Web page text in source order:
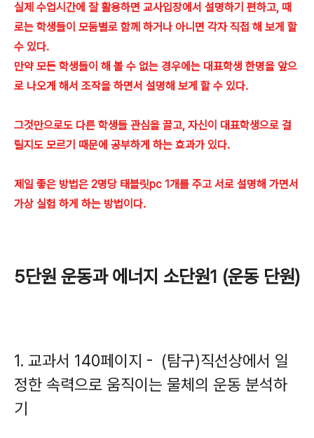
실제 수업시간에 잘 활용하면 교사입장에서 설명하기 편하고, 때
로는 학생들이 모둠별로 함께 하거나 아니면 각자 직접 해 보게 할
수 있다.
만약 모든 학생들이 해 볼 수 없는 경우에는 대표학생 한명을 앞으
로 나오게 해서 조작을 하면서 설명해 보게 할 수 있다.
그것만으로도 다른 학생들 관심을 끌고, 자신이 대표학생으로 걸
릴지도 모르기 때문에 공부하게 하는 효과가 있다.
제일 좋은 방법은 2명당 태블릿pc 1개를 주고 서로 설명해 가면서
가상 실험 하게 하는 방법이다.
5단원 운동과 에너지 소단원1 (운동 단원)
1. 교과서 140페이지 - (탐구)직선상에서 일
정한 속력으로 움직이는 물체의 운동 분석하
기